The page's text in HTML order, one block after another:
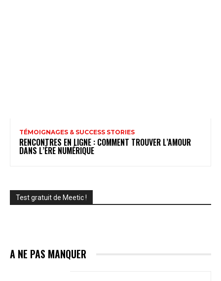
TÉMOIGNAGES & SUCCESS STORIES
RENCONTRES EN LIGNE : COMMENT TROUVER L’AMOUR
DANS L’ÈRE NUMÉRIQUE
Test gratuit de Meetic !
A NE PAS MANQUER